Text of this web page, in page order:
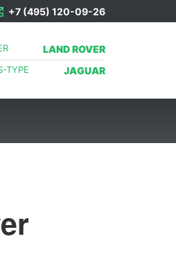
+7 (495) 120-09-26
LAND ROVER
JAGUAR
TYPE